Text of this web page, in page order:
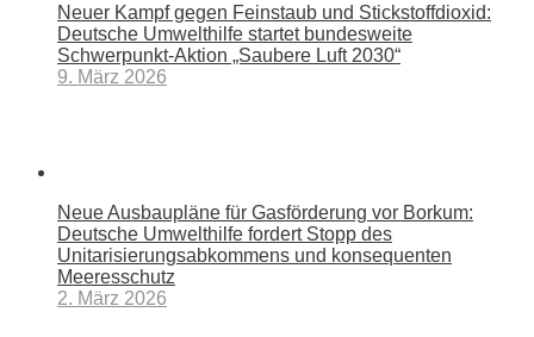
Neuer Kampf gegen Feinstaub und Stickstoffdioxid:
Deutsche Umwelthilfe startet bundesweite
Schwerpunkt-Aktion „Saubere Luft 2030“
9. März 2026
Neue Ausbaupläne für Gasförderung vor Borkum:
Deutsche Umwelthilfe fordert Stopp des
Unitarisierungsabkommens und konsequenten
Meeresschutz
2. März 2026